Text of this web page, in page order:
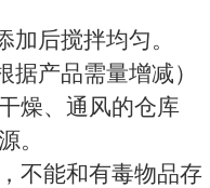
后搅拌均匀。
据产品需量增减）
燥、通风的仓库
。
不能和有毒物品存